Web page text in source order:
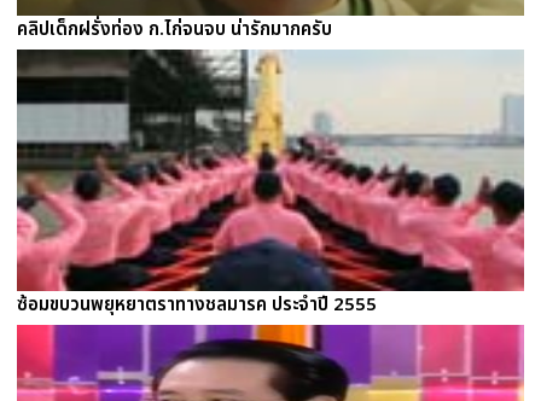
คลิปเด็กฝรั่งท่อง ก.ไก่จนจบ น่ารักมากครับ
ซ้อมขบวนพยุหยาตราทางชลมารค ประจำปี 2555